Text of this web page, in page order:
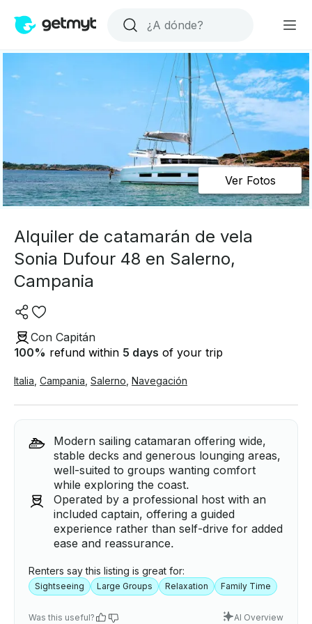
Ver Fotos
Alquiler de catamarán de vela
Sonia Dufour 48 en Salerno,
Campania
Con Capitán
100% refund within 5 days of your trip
Italia Campania Salerno Navegación
Modern sailing catamaran offering wide,
stable decks and generous lounging areas,
well-suited to groups wanting comfort
while exploring the coast.
Operated by a professional host with an
included captain, offering a guided
experience rather than self-drive for added
ease and reassurance.
Renters say this listing is great for:
Sightseeing Large Groups Relaxation Family Time
Was this useful? AI Overview